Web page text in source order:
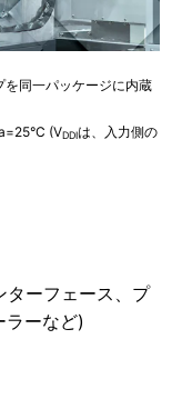
同一パッケージに内蔵
(VDDIは、入力側の
ターフェース、プ
ラーなど)